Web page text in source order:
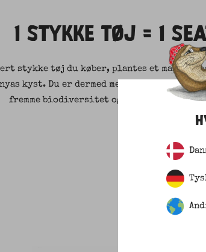
1 STYKKE TØJ = 1
stykke tøj du køber, plantes et
kyst. Du er dermed med til at give
fremme biodiversitet og give naturlig